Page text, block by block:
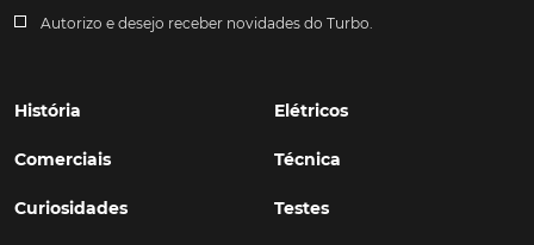
Autorizo e desejo receber novidades do Turbo.
História
Comerciais
Curiosidades
Elétricos
Técnica
Testes